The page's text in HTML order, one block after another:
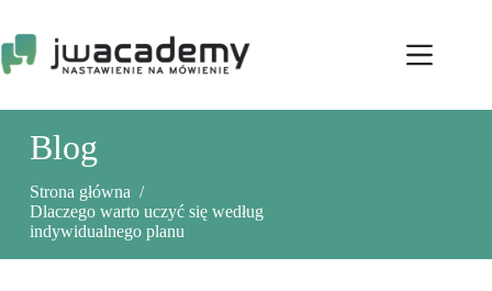
treści
Blog
Strona główna /
Dlaczego warto uczyć się według
indywidualnego planu